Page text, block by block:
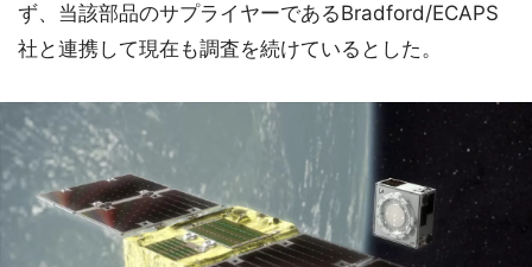
ず、当該部品のサプライヤーであるBradford/ECAPS
社と連携して現在も調査を続けているとした。